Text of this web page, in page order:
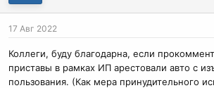
17 Авг 2022
Коллеги, буду благодарна, если
приставы в рамках ИП арестовали авто с
пользования. (Как мера принудительного